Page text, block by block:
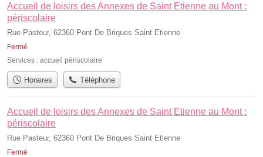
Accueil de loisirs des Annexes de Saint Etienne au Mont :
périscolaire
Rue Pasteur, 62360 Pont De Briques Saint Etienne
Fermé
Services : accueil périscolaire
Horaires Téléphone
Accueil de loisirs des Annexes de Saint Etienne au Mont :
périscolaire
Rue Pasteur, 62360 Pont De Briques Saint Etienne
Fermé